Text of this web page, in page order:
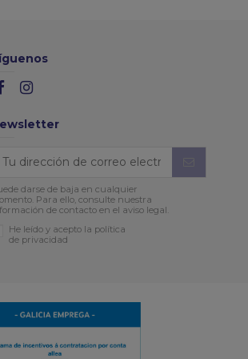
darse de baja en cualquier
Para ello, consulte nuestra
de contacto en el aviso legal.
He leído y acepto la política
de privacidad